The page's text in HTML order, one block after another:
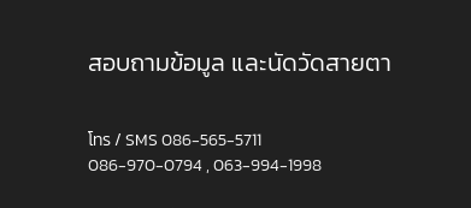
สอบถามข้อมูล และนัดวัดสายตา
โทร / SMS086-565-5711
086-970-0794,063-994-1998